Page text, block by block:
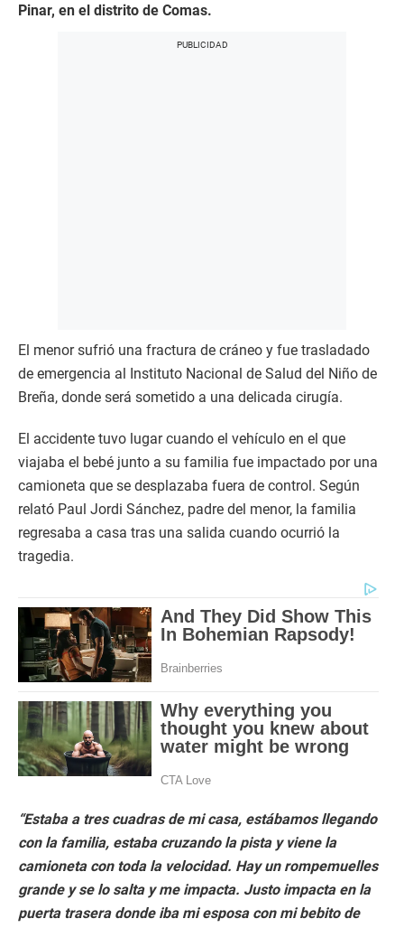
Pinar, en el distrito de Comas.
El menor sufrió una fractura de cráneo y fue trasladado
de emergencia al Instituto Nacional de Salud del Niño de
Breña, donde será sometido a una delicada cirugía.
El accidente tuvo lugar cuando el vehículo en el que
viajaba el bebé junto a su familia fue impactado por una
camioneta que se desplazaba fuera de control. Según
relató Paul Jordi Sánchez, padre del menor, la familia
regresaba a casa tras una salida cuando ocurrió la
tragedia.
“Estaba a tres cuadras de mi casa, estábamos llegando
con la familia, estaba cruzando la pista y viene la
camioneta con toda la velocidad. Hay un rompemuelles
grande y se lo salta y me impacta. Justo impacta en la
puerta trasera donde iba mi esposa con mi bebito de